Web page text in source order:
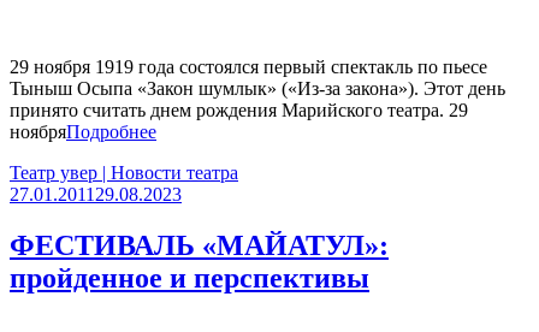
29 ноября 1919 года состоялся первый спектакль по пьесе
Тыныш Осыпа «Закон шумлык» («Из-за закона»). Этот день
принято считать днем рождения Марийского театра. 29
ноябряПодробнее
Театр увер | Новости театра
27.01.2011 29.08.2023
ФЕСТИВАЛЬ «МАЙАТУЛ»:
пройденное и перспективы